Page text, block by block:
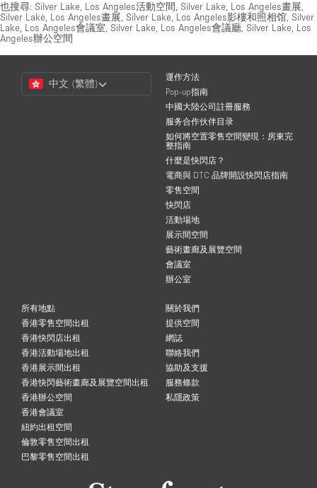
也搜尋: Silver Lake, Los Angeles活動空間 Silver Lake, Los Angeles畫展
Silver Lake, Los Angeles畫展 Silver Lake, Los Angeles影樓和照相馆 Silver
Lake, Los Angeles會議室 Silver Lake, Los Angeles會議廳 Silver Lake, Los
Angeles辦公空間
Choose
Language
中文 (繁體)
運作方法
Pop-up指南
中國大陸公司註冊服務
服务合作伙伴目录
如何將空置零售空間變現：房東完
整指南
什麼是快閃店？
電商與 DTC 品牌開設快閃店指南
零售空間
快閃店
活動場地
展示間空間
藝術畫廊及展覽空間
會議室
辦公室
所有地點
香港零售空間出租
香港快閃店出租
香港活動場地出租
香港展示間出租
香港快閃藝術畫廊及展覽空間出租
香港辦公空間
香港會議室
紐約出租空間
倫敦零售空間出租
巴黎零售空間出租
關於我們
提供空間
網誌
聯絡我們
協助及支援
服務條款
私隱政策